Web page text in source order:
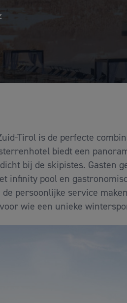
Tirol is de perfecte
biedt een
bij de skipistes. Gasten
infinity pool en
persoonlijke service
wie een unieke